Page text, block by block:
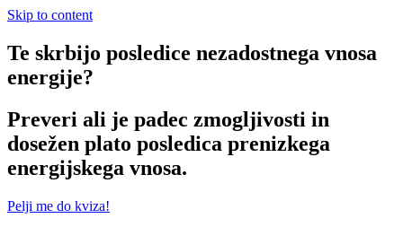
Skip to content
Te skrbijo posledice nezadostnega vnosa
energije?
Preveri ali je padec zmogljivosti in
dosežen plato posledica prenizkega
energijskega vnosa.
Pelji me do kviza!